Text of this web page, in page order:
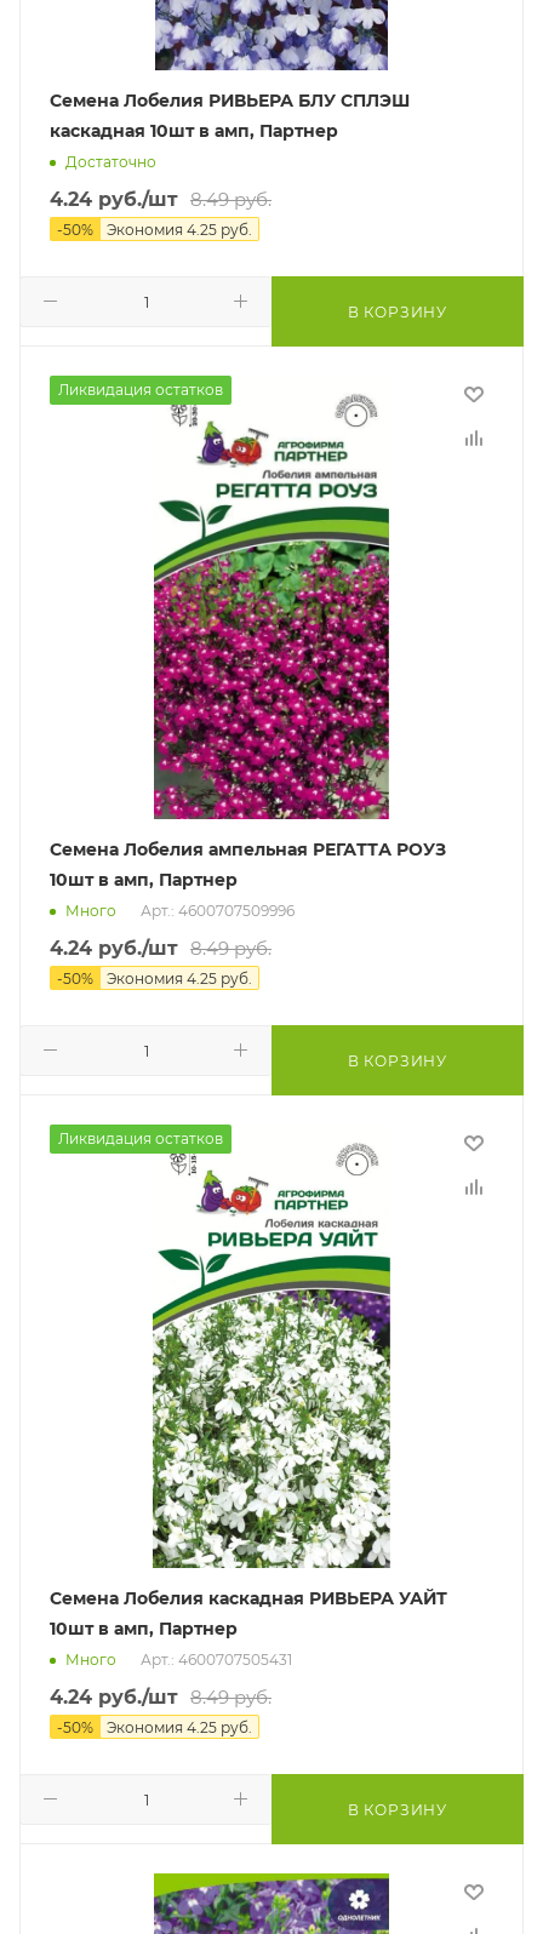
Семена Лобелия РИВЬЕРА БЛУ СПЛЭШ
каскадная 10шт в амп, Партнер
Достаточно
4.24 руб./шт 8.49руб.
-50% Экономия 4.25 руб.
В КОРЗИНУ
Ликвидация остатков
Семена Лобелия ампельная РЕГАТТА РОУЗ
10шт в амп, Партнер
Много Арт.: 4600707509996
4.24 руб./шт 8.49руб.
-50% Экономия 4.25 руб.
В КОРЗИНУ
Ликвидация остатков
Семена Лобелия каскадная РИВЬЕРА УАЙТ
10шт в амп, Партнер
Много Арт.: 4600707505431
4.24 руб./шт 8.49руб.
-50% Экономия 4.25 руб.
В КОРЗИНУ